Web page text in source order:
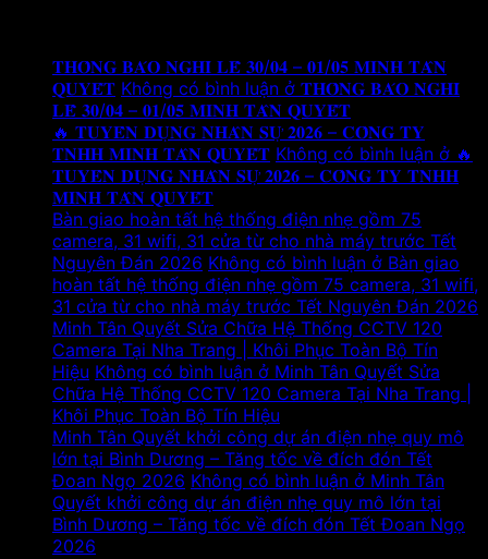
𝐓𝐇𝐎̂𝐍𝐆 𝐁𝐀́𝐎 𝐍𝐆𝐇𝐈̉ 𝐋𝐄̂̃ 𝟑𝟎/𝟎𝟒 – 𝟎𝟏/𝟎𝟓 𝐌𝐈𝐍𝐇 𝐓𝐀̂𝐍
𝐐𝐔𝐘𝐄̂́𝐓 Không có bình luận ở 𝐓𝐇𝐎̂𝐍𝐆 𝐁𝐀́𝐎 𝐍𝐆𝐇𝐈̉
𝐋𝐄̂̃ 𝟑𝟎/𝟎𝟒 – 𝟎𝟏/𝟎𝟓 𝐌𝐈𝐍𝐇 𝐓𝐀̂𝐍 𝐐𝐔𝐘𝐄̂́𝐓
🔥 𝐓𝐔𝐘𝐄̂̉𝐍 𝐃𝐔̣𝐍𝐆 𝐍𝐇𝐀̂𝐍 𝐒𝐔̛̣ 𝟐𝟎𝟐𝟔 – 𝐂𝐎̂𝐍𝐆 𝐓𝐘
𝐓𝐍𝐇𝐇 𝐌𝐈𝐍𝐇 𝐓𝐀̂𝐍 𝐐𝐔𝐘𝐄̂́𝐓 Không có bình luận ở 🔥
𝐓𝐔𝐘𝐄̂̉𝐍 𝐃𝐔̣𝐍𝐆 𝐍𝐇𝐀̂𝐍 𝐒𝐔̛̣ 𝟐𝟎𝟐𝟔 – 𝐂𝐎̂𝐍𝐆 𝐓𝐘 𝐓𝐍𝐇𝐇
𝐌𝐈𝐍𝐇 𝐓𝐀̂𝐍 𝐐𝐔𝐘𝐄̂́𝐓
Bàn giao hoàn tất hệ thống điện nhẹ gồm 75
camera, 31 wifi, 31 cửa từ cho nhà máy trước Tết
Nguyên Đán 2026 Không có bình luận ở Bàn giao
hoàn tất hệ thống điện nhẹ gồm 75 camera, 31 wifi,
31 cửa từ cho nhà máy trước Tết Nguyên Đán 2026
Minh Tân Quyết Sửa Chữa Hệ Thống CCTV 120
Camera Tại Nha Trang | Khôi Phục Toàn Bộ Tín
Hiệu Không có bình luận ở Minh Tân Quyết Sửa
Chữa Hệ Thống CCTV 120 Camera Tại Nha Trang |
Khôi Phục Toàn Bộ Tín Hiệu
Minh Tân Quyết khởi công dự án điện nhẹ quy mô
lớn tại Bình Dương – Tăng tốc về đích đón Tết
Đoan Ngọ 2026 Không có bình luận ở Minh Tân
Quyết khởi công dự án điện nhẹ quy mô lớn tại
Bình Dương – Tăng tốc về đích đón Tết Đoan Ngọ
2026